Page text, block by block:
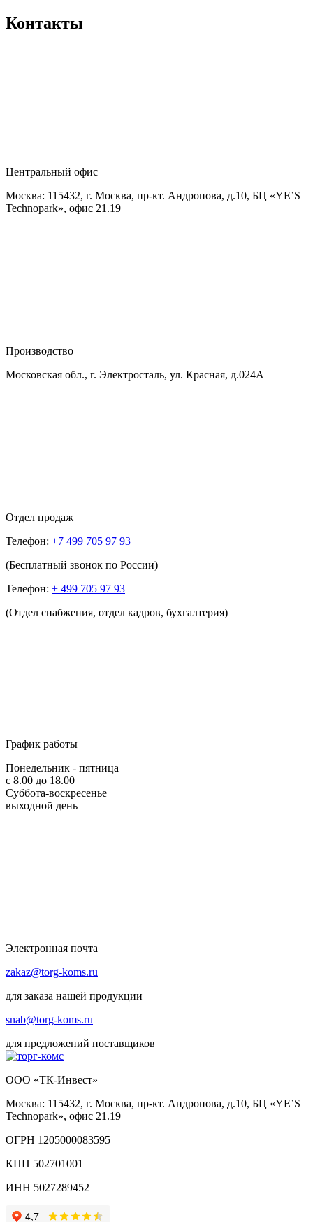
Контакты
Центральный офис
Москва: 115432, г. Москва, пр-кт. Андропова, д.10, БЦ «YE’S
Technopark», офис 21.19
Производство
Московская обл., г. Электросталь, ул. Красная, д.024А
Отдел продаж
Телефон: +7 499 705 97 93
(Бесплатный звонок по России)
Телефон: + 499 705 97 93
(Отдел снабжения, отдел кадров, бухгалтерия)
График работы
Понедельник - пятница
с 8.00 до 18.00
Суббота-воскресенье
выходной день
Электронная почта
zakaz@torg-koms.ru
для заказа нашей продукции
snab@torg-koms.ru
для предложений поставщиков
ООО «ТК-Инвест»
Москва: 115432, г. Москва, пр-кт. Андропова, д.10, БЦ «YE’S
Technopark», офис 21.19
ОГРН 1205000083595
КПП 502701001
ИНН 5027289452